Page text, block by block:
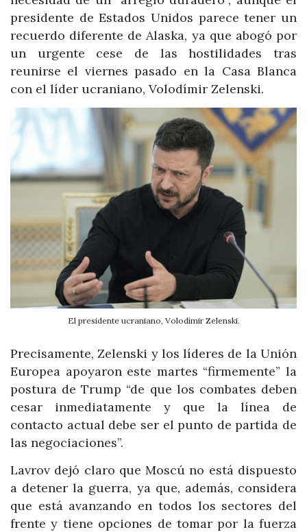
presidente de Estados Unidos parece tener un
recuerdo diferente de Alaska, ya que abogó por
un urgente cese de las hostilidades tras
reunirse el viernes pasado en la Casa Blanca
con el líder ucraniano, Volodímir Zelenski.
El presidente ucraniano, Volodímir Zelenski.
Precisamente, Zelenski y los líderes de la Unión
Europea apoyaron este martes “firmemente” la
postura de Trump “de que los combates deben
cesar inmediatamente y que la línea de
contacto actual debe ser el punto de partida de
las negociaciones”.
Lavrov dejó claro que Moscú no está dispuesto
a detener la guerra, ya que, además, considera
que está avanzando en todos los sectores del
frente y tiene opciones de tomar por la fuerza